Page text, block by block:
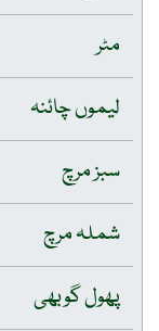
مٹر
لیموں چائنہ
سبز مرچ
شملہ مرچ
پھول گوبھی